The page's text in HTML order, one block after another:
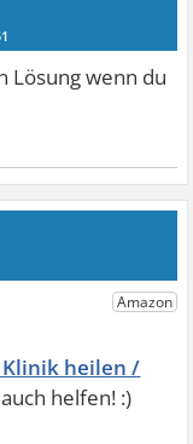
Lösung wenn du
Klinik heilen /